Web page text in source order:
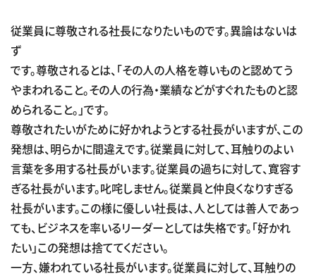
従業員に尊敬される社長になりたいものです。異論はないは
ず
です。尊敬されるとは、「その人の人格を尊いものと認めてう
やまわれること。その人の行為・業績などがすぐれたものと認
められること。」です。
尊敬されたいがために好かれようとする社長がいますが、この
発想は、明らかに間違えです。従業員に対して、耳触りのよい
言葉を多用する社長がいます。従業員の過ちに対して、寛容す
ぎる社長がいます。叱咤しません。従業員と仲良くなりすぎる
社長がいます。この様に優しい社長は、人としては善人であっ
ても、ビジネスを率いるリーダーとしては失格です。「好かれ
たい」この発想は捨ててください。
一方、嫌われている社長がいます。従業員に対して、耳触りの